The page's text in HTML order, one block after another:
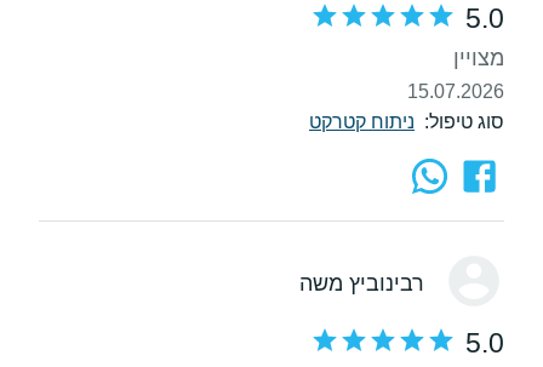
5.0
מצויין
15.07.2026
סוג טיפול: ניתוח קטרקט
רבינוביץ משה
5.0